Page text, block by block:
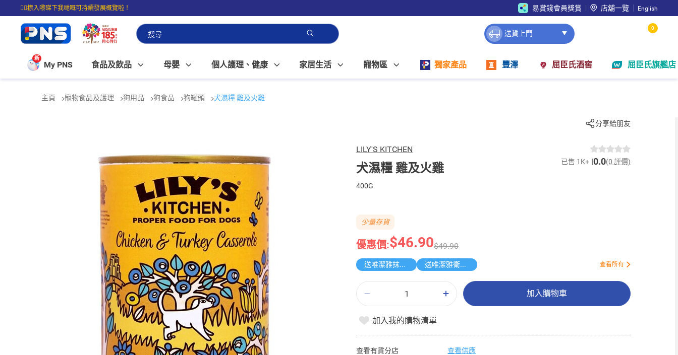
☝🏼㩒入嚟睇下我哋嘅可持續發展概覽啦！
⭐購物滿$399即享免費送貨；滿$100即可免費店取。
易賞錢會員獎賞 店舖一覽 English
送貨上門
0
新
My PNS 食品及飲品 母嬰 個人護理、健康 家居生活 寵物區 獨家產品 豐澤 屈臣氏酒窖 屈臣氏旗艦店
主頁 寵物食品及護理 狗用品 狗食品 狗罐頭 犬濕糧 雞及火雞
分享給朋友
LILY'S KITCHEN
犬濕糧 雞及火雞 已售 1K+ 0.0(0 評價)
400G
優惠價:$46.90$49.90
少量存貨
送唯潔雅抹手紙 送唯潔雅衛生紙原箱 查看所有
加入購物車
加入我的購物清單
查看有貨分店 查看供應